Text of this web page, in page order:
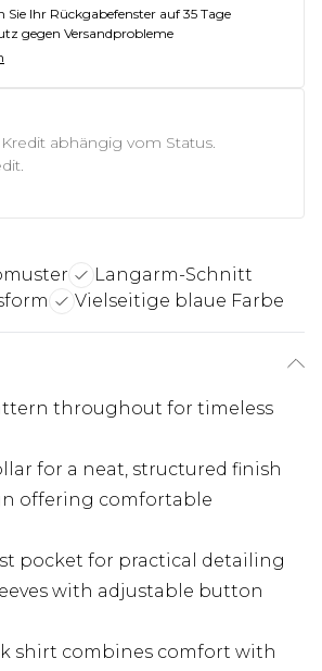
Sie Ihr Rückgabefenster auf 35 Tage
gegen Versandprobleme
abhängig vom Status.
Langarm-Schnitt
Vielseitige blaue Farbe
throughout for timeless
for a neat, structured finish
offering comfortable
pocket for practical detailing
with adjustable button
shirt combines comfort with